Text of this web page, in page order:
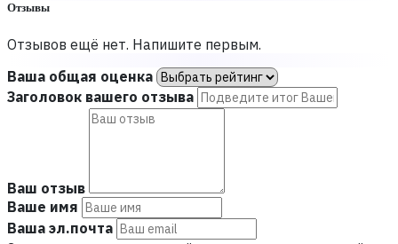
Отзывы
Отзывов ещё нет. Напишите первым.
Ваша общая оценка
Заголовок вашего отзыва
Ваш отзыв
Ваше имя
Ваша эл.почта